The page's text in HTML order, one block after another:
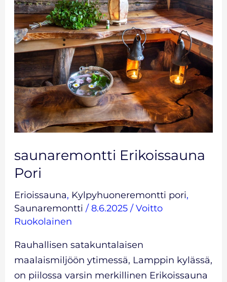
saunaremontti Erikoissauna
Pori
Erioissauna, Kylpyhuoneremontti pori,
Saunaremontti / 8.6.2025 / Voitto
Ruokolainen
Rauhallisen satakuntalaisen
maalaismiljöön ytimessä, Lamppin kylässä,
on piilossa varsin merkillinen Erikoissauna